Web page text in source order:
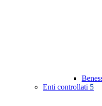
Enti controllati 5